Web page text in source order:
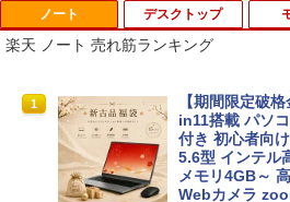
ノート
楽天 ノート 売れ筋ランキング
1
【期間限定破
in11搭載 パソ
付き 初心者向
5.6型 インテル
メモリ4GB～
Webカメラ
デスクトップ